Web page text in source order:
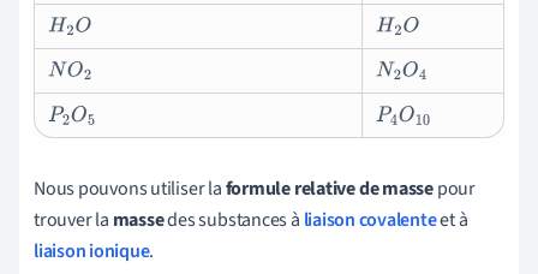
H2O H2O
NO2 N2O4
P2O5 P4O10
Nous pouvons utiliser laformule relative de massepour
trouver la massedes substances à liaison covalenteet à
liaison ionique.